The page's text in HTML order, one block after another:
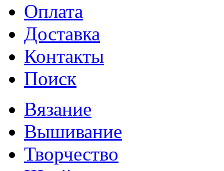
Оплата
Доставка
Контакты
Поиск
Вязание
Вышивание
Творчество